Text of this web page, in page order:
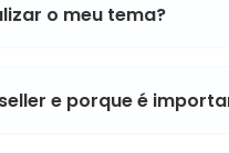
o meu tema?
e porque é